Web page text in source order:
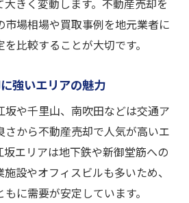
きく変動します。不動産売却を
市場相場や買取事例を地元業者に
比較することが大切です。
強いエリアの魅力
坂や千里山、南吹田などは交通ア
さから不動産売却で人気が高いエ
坂エリアは地下鉄や新御堂筋への
設やオフィスビルも多いため、
に需要が安定しています。